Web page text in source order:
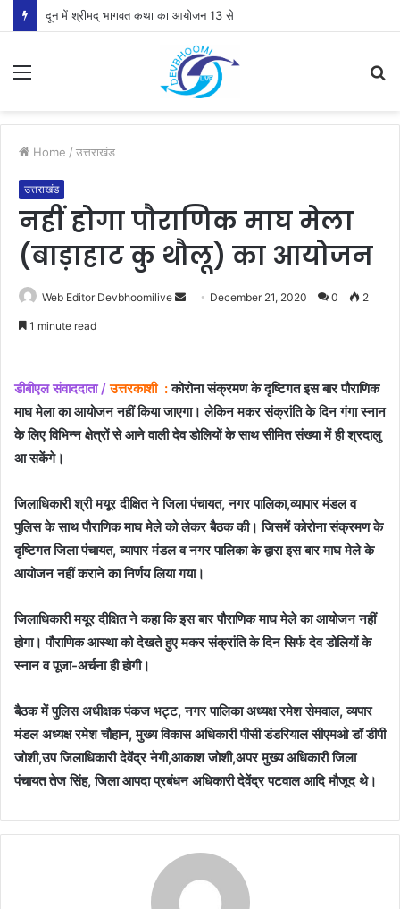
दून में श्रीमद् भागवत कथा का आयोजन 13 से
Menu
Home / उत्तराखंड
उत्तराखंड
नहीं होगा पौराणिक माघ मेला
(बाड़ाहाट कु थौलू) का आयोजन
Web Editor Devbhoomilive
Send December 21, 2020 0 2
1 minute read
डीबीएल संवाददाता /उत्तरकाशी :कोरोना संक्रमण के दृष्टिगत इस बार पौराणिक
माघ मेला का आयोजन नहीं किया जाएगा। लेकिन मकर संक्रांति के दिन गंगा स्नान
के लिए विभिन्न क्षेत्रों से आने वाली देव डोलियों के साथ सीमित संख्या में ही श्रदालु
आ सकेंगे।
जिलाधिकारी श्री मयूर दीक्षित ने जिला पंचायत, नगर पालिका,व्यापार मंडल व
पुलिस के साथ पौराणिक माघ मेले को लेकर बैठक की। जिसमें कोरोना संक्रमण के
दृष्टिगत जिला पंचायत, व्यापार मंडल व नगर पालिका के द्वारा इस बार माघ मेले के
आयोजन नहीं कराने का निर्णय लिया गया।
जिलाधिकारी मयूर दीक्षित ने कहा कि इस बार पौराणिक माघ मेले का आयोजन नहीं
होगा। पौराणिक आस्था को देखते हुए मकर संक्रांति के दिन सिर्फ देव डोलियों के
स्नान व पूजा-अर्चना ही होगी।
बैठक में पुलिस अधीक्षक पंकज भट्ट, नगर पालिका अध्यक्ष रमेश सेमवाल, व्यपार
मंडल अध्यक्ष रमेश चौहान, मुख्य विकास अधिकारी पीसी डंडरियाल सीएमओ डॉ डीपी
जोशी,उप जिलाधिकारी देवेंद्र नेगी,आकाश जोशी,अपर मुख्य अधिकारी जिला
पंचायत तेज सिंह, जिला आपदा प्रबंधन अधिकारी देवेंद्र पटवाल आदि मौजूद थे।